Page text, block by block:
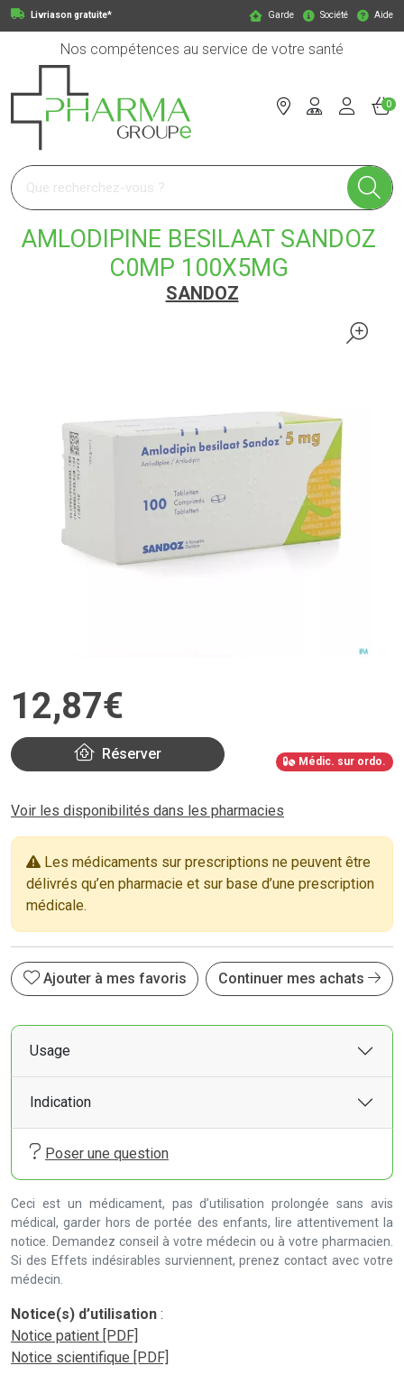
Livriason gratuite* Garde Société Aide
Nos compétences au service de votre santé
Pharmagroupe Votre pharmacie en ligne à votre service
0
AMLODIPINE BESILAAT SANDOZ
C0MP 100X5MG
SANDOZ
12,87€
Réserver Médic. sur ordo.
Voir les disponibilités dans les pharmacies
Les médicaments sur prescriptions ne peuvent être
délivrés qu’en pharmacie et sur base d’une prescription
médicale.
Ajouter à mes favoris Continuer mes achats
Usage
Indication
Poser une question
Ceci est un médicament, pas d’utilisation prolongée sans avis
médical, garder hors de portée des enfants, lire attentivement la
notice. Demandez conseil à votre médecin ou à votre pharmacien.
Si des Effets indésirables surviennent, prenez contact avec votre
médecin.
Notice(s) d’utilisation :
Notice patient [PDF]
Notice scientifique [PDF]